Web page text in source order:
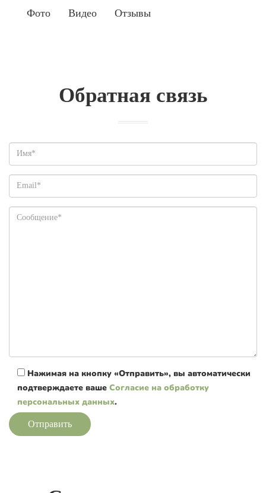
Фото Видео Отзывы
Обратная связь
Нажимая на кнопку «Отправить», вы автоматически
подтверждаете ваше Согласие на обработку
персональных данных.
Отправить